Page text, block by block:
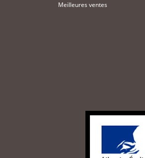
Meilleures ventes